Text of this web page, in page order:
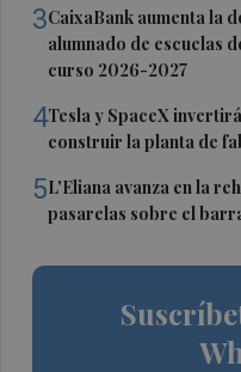
3CaixaBank aumenta la
alumnado de escuelas
curso 2026-2027
4Tesla y SpaceX
construir la planta de
5L'Eliana avanza en la
pasarelas sobre el